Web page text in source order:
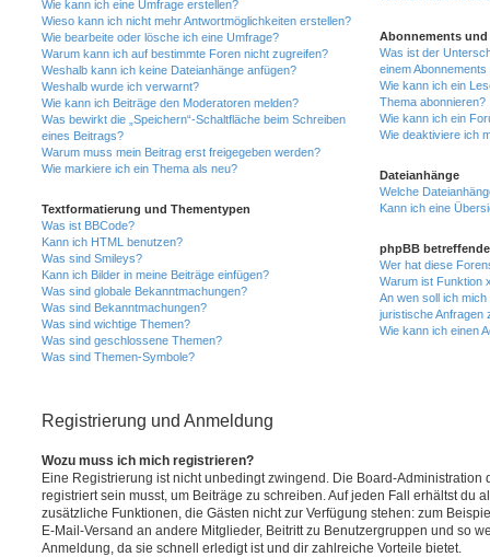
Wie kann ich eine Umfrage erstellen?
Wieso kann ich nicht mehr Antwortmöglichkeiten erstellen?
Wie bearbeite oder lösche ich eine Umfrage?
Warum kann ich auf bestimmte Foren nicht zugreifen?
Weshalb kann ich keine Dateianhänge anfügen?
Weshalb wurde ich verwarnt?
Wie kann ich Beiträge den Moderatoren melden?
Was bewirkt die „Speichern“-Schaltfläche beim Schreiben
eines Beitrags?
Warum muss mein Beitrag erst freigegeben werden?
Wie markiere ich ein Thema als neu?
Textformatierung und Thementypen
Was ist BBCode?
Kann ich HTML benutzen?
Was sind Smileys?
Kann ich Bilder in meine Beiträge einfügen?
Was sind globale Bekanntmachungen?
Was sind Bekanntmachungen?
Was sind wichtige Themen?
Was sind geschlossene Themen?
Was sind Themen-Symbole?
Abonnements und
Was ist der
einem
Wie kann ich ein
Thema abonnieren?
Wie kann ich ein
Wie deaktiviere ich
Dateianhänge
Welche
Kann ich eine
phpBB
Wer hat diese
Warum ist Funktion
An wen soll ich
juristische Anfragen
Wie kann ich einen
Registrierung und Anmeldung
Wozu muss ich mich registrieren?
Eine Registrierung ist nicht unbedingt zwingend. Die Board-Administration
registriert sein musst, um Beiträge zu schreiben. Auf jeden Fall erhältst du
zusätzliche Funktionen, die Gästen nicht zur Verfügung stehen: zum
E-Mail-Versand an andere Mitglieder, Beitritt zu Benutzergruppen und so
Anmeldung, da sie schnell erledigt ist und dir zahlreiche Vorteile bietet.